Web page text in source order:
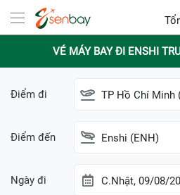
VÉ MÁY BAY ĐI ENSHI
Điểm đi TP Hồ Chí Minh
Điểm đến Enshi (ENH)
Ngày đi C.Nhật, 09/08/